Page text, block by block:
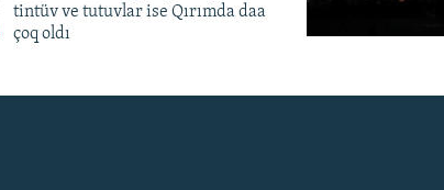
tintüv ve tutuvlar ise Qırımda daa
çoq oldı